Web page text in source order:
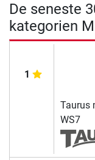
De seneste
kategorien
1
Taurus
WS7